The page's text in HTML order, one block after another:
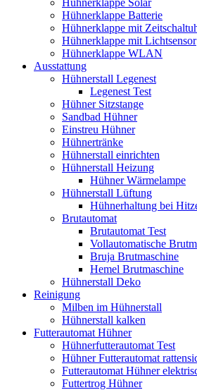
Hühnerklappe Solar
Hühnerklappe Batterie
Hühnerklappe mit
Hühnerklappe mit Lichtsensor
Hühnerklappe WLAN
Ausstattung
Hühnerstall Legenest
Legenest Test
Hühner Sitzstange
Sandbad Hühner
Einstreu Hühner
Hühnertränke
Hühnerstall einrichten
Hühnerstall Heizung
Hühner Wärmelampe
Hühnerstall Lüftung
Hühnerhaltung bei
Brutautomat
Brutautomat Test
Vollautomatische
Bruja Brutmaschine
Hemel Brutmaschine
Hühnerstall Deko
Reinigung
Milben im Hühnerstall
Hühnerstall kalken
Futterautomat Hühner
Hühnerfutterautomat Test
Hühner Futterautomat
Futterautomat Hühner
Futtertrog Hühner